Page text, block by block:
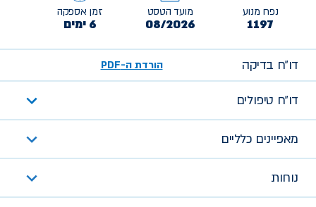
נפח מנוע
1197
מועד הטסט
08/2026
זמן אספקה
6 ימים
דו״ח בדיקה הורדת ה-PDF
דו״ח טיפולים
מאפיינים כלליים
נוחות